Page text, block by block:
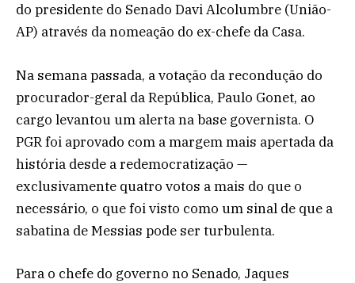
do presidente do Senado Davi Alcolumbre (União-
AP) através da nomeação do ex-chefe da Casa.
Na semana passada, a votação da recondução do
procurador-geral da República, Paulo Gonet, ao
cargo levantou um alerta na base governista. O
PGR foi aprovado com a margem mais apertada da
história desde a redemocratização —
exclusivamente quatro votos a mais do que o
necessário, o que foi visto como um sinal de que a
sabatina de Messias pode ser turbulenta.
Para o chefe do governo no Senado, Jaques